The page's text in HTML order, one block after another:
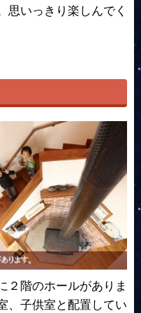
思いっきり楽しんでく
２階のホールがありま
、子供室と配置してい